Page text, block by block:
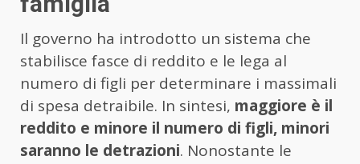
Il governo ha introdotto un sistema che
stabilisce fasce di reddito e le lega al
numero di figli per determinare i massimali
di spesa detraibile. In sintesi, maggiore è il
reddito e minore il numero di figli, minori
saranno le detrazioni. Nonostante le